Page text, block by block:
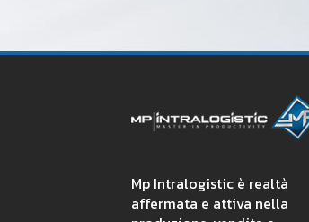
Mp Intralogistic è realtà
affermata e attiva nella